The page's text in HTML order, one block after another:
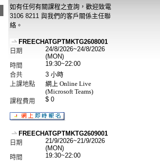
如有任何有關課程之查詢，歡迎致電
3106 8211 與我們的客戶關係主任聯
絡。
FREECHATGPTMKTG2608001
日期
24/8/2026~24/8/2026
(MON)
時間
19:30~22:00
合共
3 小時
上課地點
網上 Online Live
(Microsoft Teams)
課程費用
$ 0
FREECHATGPTMKTG2609001
日期
21/9/2026~21/9/2026
(MON)
時間
19:30~22:00